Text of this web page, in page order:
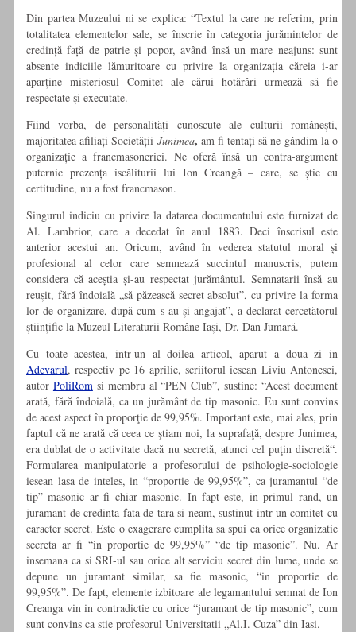
Din partea Muzeului ni se explica: “Textul la care ne referim, prin
totalitatea elementelor sale, se înscrie în categoria jurămintelor de
credință față de patrie și popor, având însă un mare neajuns: sunt
absente indiciile lămuritoare cu privire la organizația căreia i-ar
aparține misteriosul Comitet ale cărui hotărâri urmează să fie
respectate și executate.
Fiind vorba, de personalități cunoscute ale culturii românești,
majoritatea afiliați Societății Junimea, am fi tentați să ne gândim la o
organizație a francmasoneriei. Ne oferă însă un contra-argument
puternic prezența iscăliturii lui Ion Creangă – care, se știe cu
certitudine, nu a fost francmason.
Singurul indiciu cu privire la datarea documentului este furnizat de
Al. Lambrior, care a decedat în anul 1883. Deci înscrisul este
anterior acestui an. Oricum, având în vederea statutul moral și
profesional al celor care semnează succintul manuscris, putem
considera că aceștia și-au respectat jurământul. Semnatarii însă au
reușit, fără îndoială „să păzească secret absolut”, cu privire la forma
lor de organizare, după cum s-au și angajat”, a declarat cercetătorul
științific la Muzeul Literaturii Române Iași, Dr. Dan Jumară.
Cu toate acestea, intr-un al doilea articol, aparut a doua zi in
Adevarul, respectiv pe 16 aprilie, scriitorul iesean Liviu Antonesei,
autor PoliRomsi membru al “PEN Club”, sustine: “Acest document
arată, fără îndoială, ca un jurământ de tip masonic. Eu sunt convins
de acest aspect în proporţie de 99,95%. Important este, mai ales, prin
faptul că ne arată că ceea ce ştiam noi, la suprafaţă, despre Junimea,
era dublat de o activitate dacă nu secretă, atunci cel puţin discretă“.
Formularea manipulatorie a profesorului de psihologie-sociologie
iesean lasa de inteles, in “proportie de 99,95%”, ca juramantul “de
tip” masonic ar fi chiar masonic. In fapt este, in primul rand, un
juramant de credinta fata de tara si neam, sustinut intr-un comitet cu
caracter secret. Este o exagerare cumplita sa spui ca orice organizatie
secreta ar fi “in proportie de 99,95%” “de tip masonic”. Nu. Ar
insemana ca si SRI-ul sau orice alt serviciu secret din lume, unde se
depune un juramant similar, sa fie masonic, “in proportie de
99,95%”. De fapt, elemente izbitoare ale legamantului semnat de Ion
Creanga vin in contradictie cu orice “juramant de tip masonic”, cum
sunt convins ca stie profesorul Universitatii „Al.I. Cuza” din Iasi.